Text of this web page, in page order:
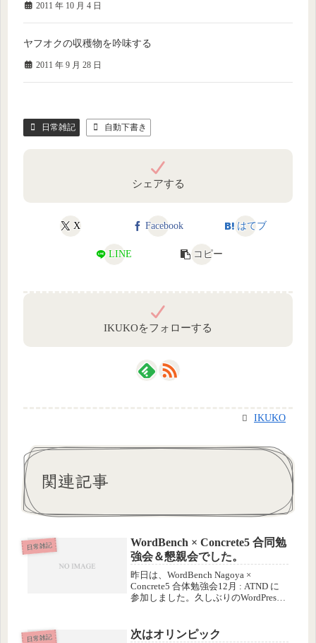
2011 年 10 月 4 日
ヤフオクの収穫物を吟味する
2011 年 9 月 28 日
日常雑記 自動下書き
シェアする
X Facebook はてブ
LINE コピー
IKUKOをフォローする
IKUKO
関連記事
日常雑記
WordBench × Concrete5 合同勉
強会＆懇親会でした。
昨日は、WordBench Nagoya ×
Concrete5 合体勉強会12月 : ATND に
参加しました。久しぶりのWordPress
コワーキング」の３分間ライ...
日常雑記 次はオリンピック